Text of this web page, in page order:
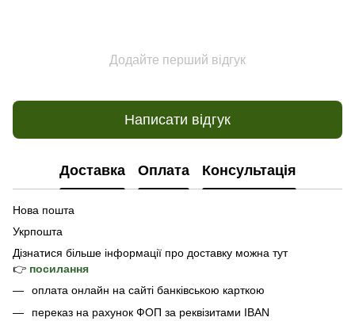
Додайте перший відгук
Написати відгук
Доставка Оплата Консультація
Нова пошта
Укрпошта
Дізнатися більше інформації про доставку можна тут
👉 посилання
оплата онлайн на сайті банківською карткою
переказ на рахунок ФОП за реквізитами IBAN